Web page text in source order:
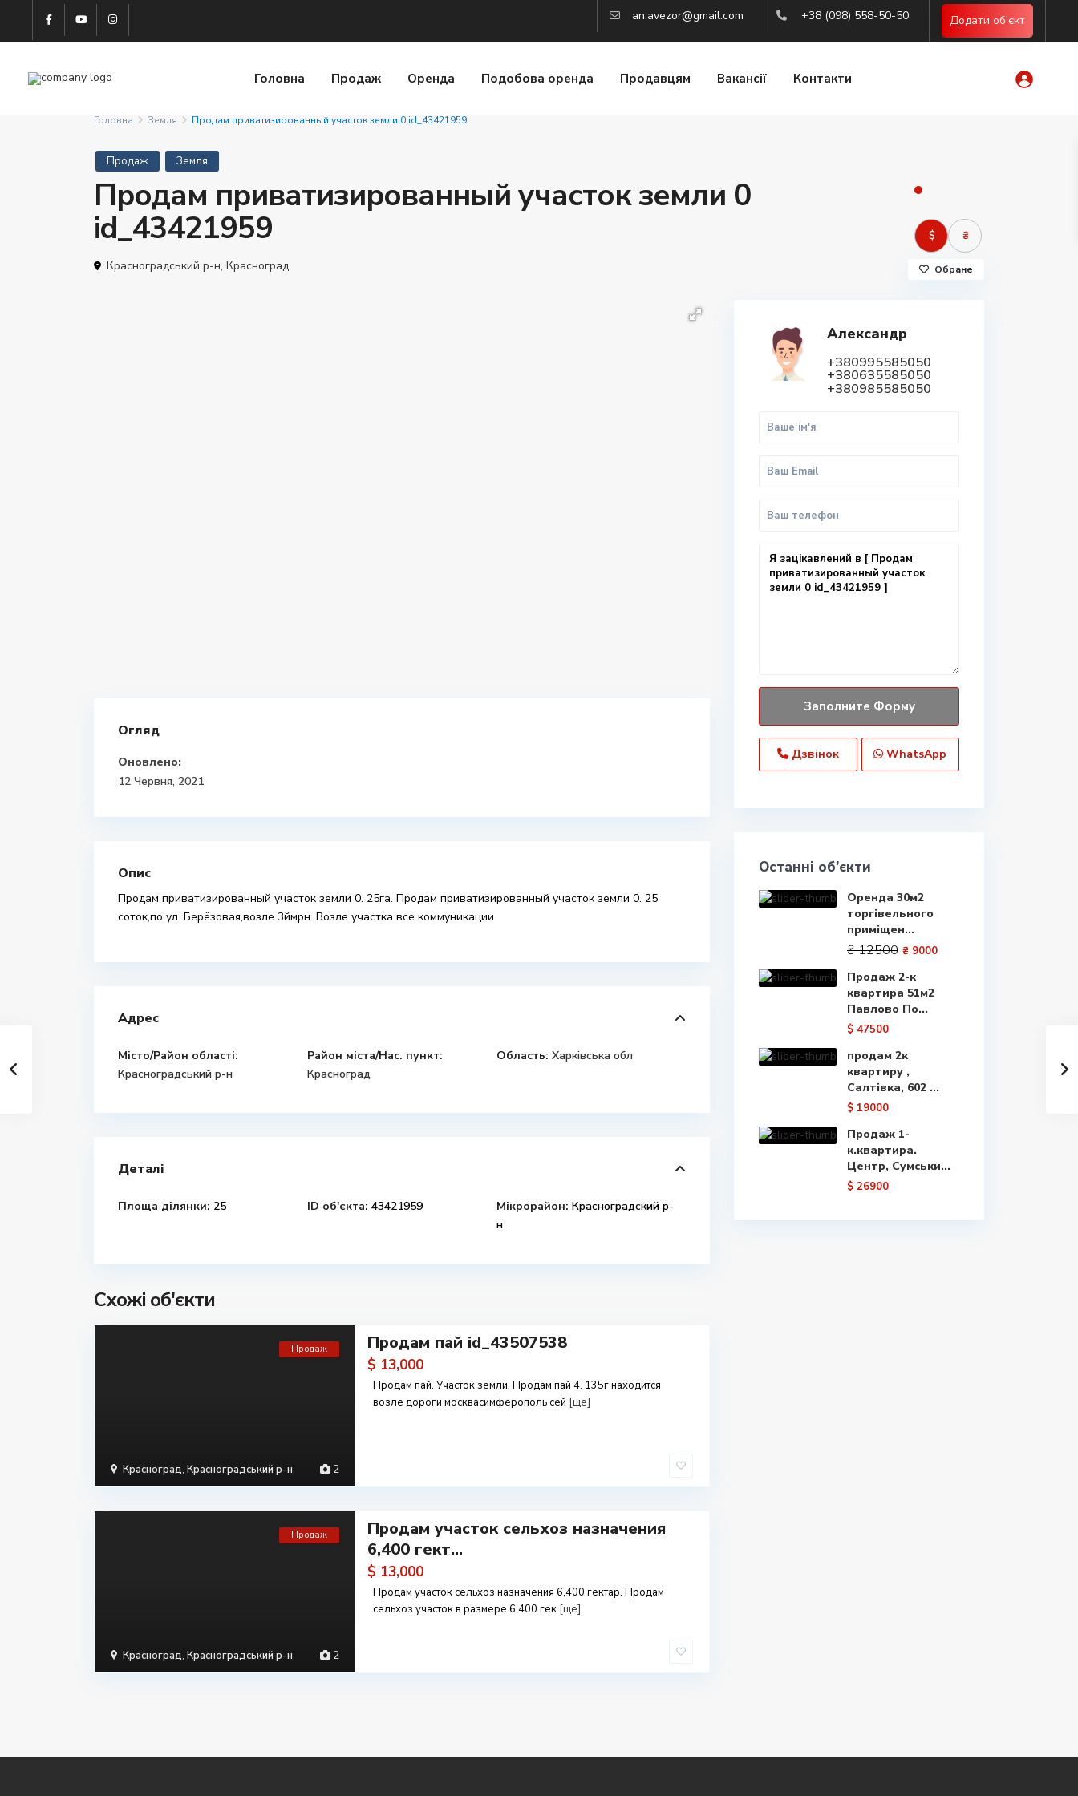
an.avezor@gmail.com +38 (098) 558-50-50 Додати об'єкт
Головна Продаж Оренда Подобова оренда Продавцям Вакансії Контакти
Головна Земля Продам приватизированный участок земли 0 id_43421959
Продаж Земля
Продам приватизированный участок земли 0
id_43421959
$ ₴
Красноградський р-н, Красноград Обране
Огляд
Оновлено:
12 Червня, 2021
Опис
Продам приватизированный участок земли 0. 25га. Продам приватизированный участок земли 0. 25
соток,по ул. Берёзовая,возле 3ймрн. Возле участка все коммуникации
Адрес
Місто/Район області:
Красноградський р-н
Район міста/Нас. пункт:
Красноград
Область: Харківська обл
Деталі
Площа ділянки: 25 ID об'єкта: 43421959 Мікрорайон: Красноградский р-
н
Схожі об'єкти
2
Красноград, Красноградський р-н
Продаж Продам пай id_43507538
$ 13,000
Продам пай. Участок земли. Продам пай 4. 135г находится
возле дороги москвасимферополь сей [ще]
2
Красноград, Красноградський р-н
Продаж
Продам участок сельхоз назначения
6,400 гект...
$ 13,000
Продам участок сельхоз назначения 6,400 гектар. Продам
сельхоз участок в размере 6,400 гек [ще]
Александр
+380995585050
+380635585050
+380985585050
Дзвінок WhatsApp
Останні об’єкти
Оренда 30м2
торгівельного
приміщен...
₴ 12500 ₴ 9000
Продаж 2-к
квартира 51м2
Павлово По...
$ 47500
продам 2к
квартиру ,
Салтівка, 602 ...
$ 19000
Продаж 1-
к.квартира.
Центр, Сумськи...
$ 26900